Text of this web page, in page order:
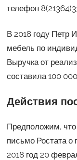
телефон
В 2018 году Петр
мебель по
Выручка от
составила 100
Действия
Предположим,
письмо Ростата
2018 год 20